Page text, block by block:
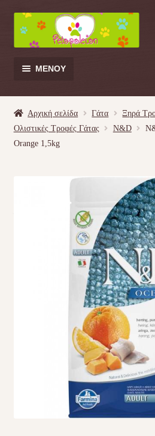
Απευθείας
μετάβαση
στην
πλοήγηση
Μετάβαση
σε
περιεχόμενο
ΜΕΝΟΎ
Γάτα
Κρεβατάκια
Τσάντες μεταφοράς
Επικοινωνία
Φροντίδα – Είδη Υγιεινής
Αρχική σελίδα Γάτα Ξηρά
Ολιστικές Τροφές Γάτας
N&D
Orange 1,5kg